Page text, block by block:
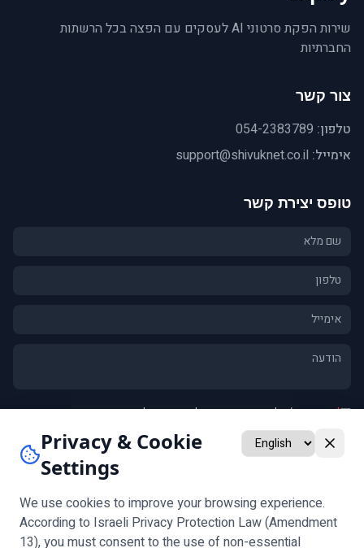
שירות הפקת סרטוני AI לעסקים עם הפצה בכל הרשתות
החברתיות
צור קשר
טלפון: 054-2383789
אימייל: support@shivuknet.co.il
טופס יצירת קשר
*אני מסכים/ה למדיניות הפרטיותוליצירת קשר לגבי פנייתי
אני מאשר/ת קבלת חומרים שיווקיים ומבצעים (אופציונלי)
שים לב:אימות גיל נדרש לפני מילוי הטופס
Privacy & Cookie
Settings
We use cookies to improve your browsing experience.
According to Israeli Privacy Protection Law (Amendment
13), you must consent to the use of non-essential